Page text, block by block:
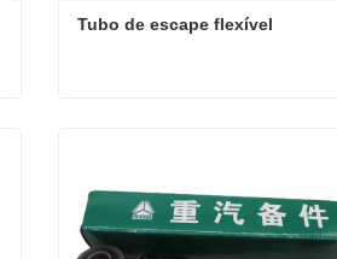
Tubo de escape flexível